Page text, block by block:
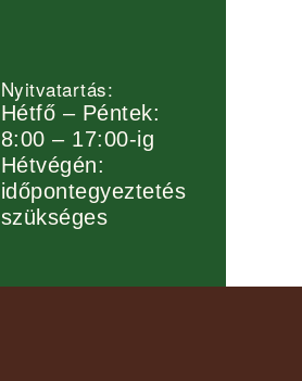
Nyitvatartás:
Hétfő – Péntek:
8:00 – 17:00-ig
Hétvégén:
időpontegyeztetés
szükséges